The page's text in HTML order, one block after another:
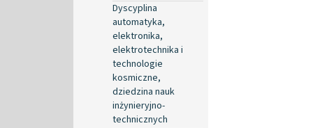
Dyscyplina
automatyka,
elektronika,
elektrotechnika i
technologie
kosmiczne,
dziedzina nauk
inżynieryjno-
technicznych